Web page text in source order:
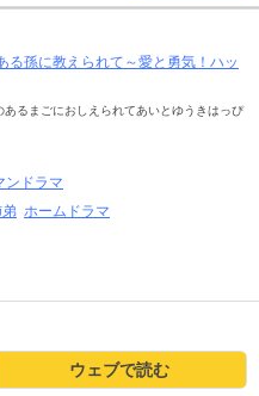
る孫に教えられて～愛と勇気！ハッ
るまごにおしえられてあいとゆうきはっぴ
ンドラマ
ホームドラマ
ウェブで読む